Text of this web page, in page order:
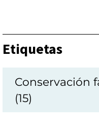
Etiquetas
Conservación
(15)